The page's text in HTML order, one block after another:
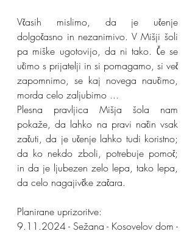
Včasih mislimo, da je učenje
dolgočasno in nezanimivo. V Mišji šoli
pa miške ugotovijo, da ni tako. Če se
učimo s prijatelji in si pomagamo, si več
zapomnimo, se kaj novega naučimo,
morda celo zaljubimo ...
Plesna pravljica Mišja šola nam
pokaže, da lahko na pravi način vsak
začuti, da je učenje lahko tudi koristno;
da ko nekdo zboli, potrebuje pomoč;
in da je ljubezen zelo lepa, tako lepa,
da celo nagajivčke začara.
Planirane uprizoritve:
9.11.2024 - Sežana - Kosovelov dom -